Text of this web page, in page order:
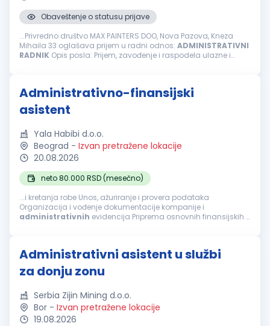
Obaveštenje o statusu prijave
...Privredno društvo MAX PAINTERS DOO, Nova Pazova, Kneza
Mihaila 33 oglašava prijem u radni odnos: ADMINISTRATIVNI
RADNIK Opis posla: Prijem, zavođenje i raspodela ulazne i
Administrativno-finansijski
asistent
Yala Habibi d.o.o.
Beograd - Izvan pretražene lokacije
20.08.2026
neto 80.000 RSD (mesečno)
...i kretanja robe Unos, ažuriranje i provera podataka
Organizacija i vođenje dokumentacije kompanije i
administrativnih evidencija Priprema osnovnih finansijskih i
Administrativni asistent u službi
za donju zonu
Serbia Zijin Mining d.o.o.
Bor - Izvan pretražene lokacije
19.08.2026